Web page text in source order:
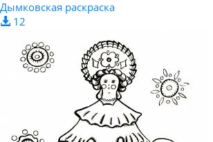
Дымковская раскраска
12